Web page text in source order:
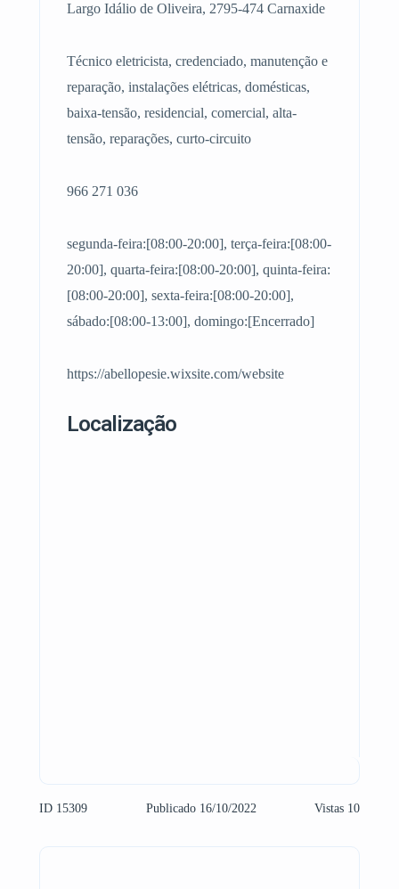
Largo Idálio de Oliveira, 2795-474 Carnaxide
Técnico eletricista, credenciado, manutenção e
reparação, instalações elétricas, domésticas,
baixa-tensão, residencial, comercial, alta-
tensão, reparações, curto-circuito
966 271 036
segunda-feira:[08:00-20:00], terça-feira:[08:00-
20:00], quarta-feira:[08:00-20:00], quinta-feira:
[08:00-20:00], sexta-feira:[08:00-20:00],
sábado:[08:00-13:00], domingo:[Encerrado]
https://abellopesie.wixsite.com/website
Localização
ID 15309 Publicado 16/10/2022 Vistas 10